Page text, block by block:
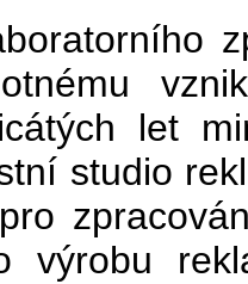
let
studio
výrobu